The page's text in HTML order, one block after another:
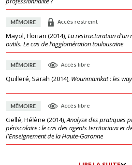
MÉMOIRE Accès restreint
Mayol, Florian (2014),La restructuration d’un
outils. Le cas de l’agglomération toulousaine
MÉMOIRE Accès libre
Quilleré, Sarah (2014), Wounmainkat : les
MÉMOIRE Accès libre
Gellé, Hélène (2014),Analyse des pratiques
périscolaire : le cas des agents territoriaux et
l'Enseignement de la Haute-Garonne